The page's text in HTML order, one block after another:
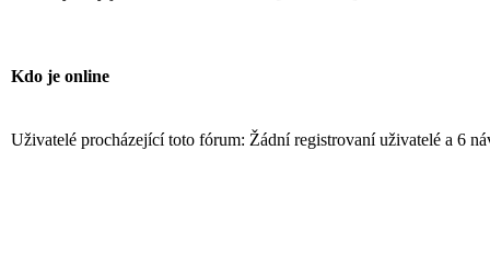
Kdo je online
Uživatelé procházející toto fórum: Žádní registrovaní uživatelé a 6